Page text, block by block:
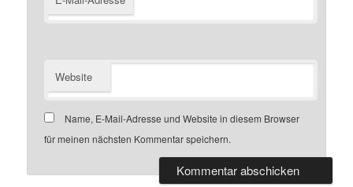
Website
Name, E-Mail-Adresse und Website in diesem Browser
für meinen nächsten Kommentar speichern.